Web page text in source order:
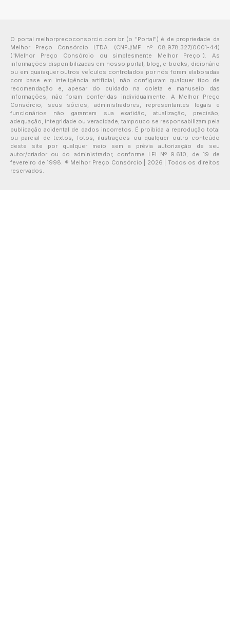
O portal melhorprecoconsorcio.com.br (o "Portal") é de propriedade da
Melhor Preço Consórcio LTDA. (CNPJ/MF nº 08.978.327/0001-44)
("Melhor Preço Consórcio ou simplesmente Melhor Preço"). As
informações disponibilizadas em nosso portal, blog, e-books, dicionário
ou em quaisquer outros veículos controlados por nós foram elaboradas
com base em inteligência artificial, não configuram qualquer tipo de
recomendação e, apesar do cuidado na coleta e manuseio das
informações, não foram conferidas individualmente. A Melhor Preço
Consórcio, seus sócios, administradores, representantes legais e
funcionários não garantem sua exatidão, atualização, precisão,
adequação, integridade ou veracidade, tampouco se responsabilizam pela
publicação acidental de dados incorretos. É proibida a reprodução total
ou parcial de textos, fotos, ilustrações ou qualquer outro conteúdo
deste site por qualquer meio sem a prévia autorização de seu
autor/criador ou do administrador, conforme LEI Nº 9.610, de 19 de
fevereiro de 1998. ® Melhor Preço Consórcio | 2026 | Todos os direitos
reservados.